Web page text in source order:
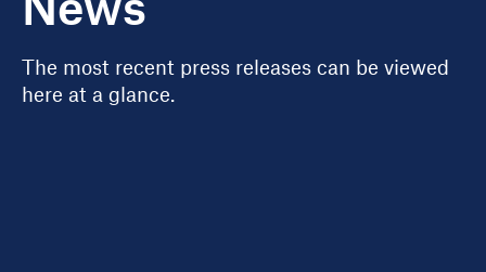
The most recent press releases can be viewed
here at a glance.